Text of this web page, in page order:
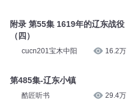
附录 第55集 1619年的辽东战役
（四）
cucn201宝木中阳 16.2万
第485集-辽东小镇
酷匠听书 29.4万